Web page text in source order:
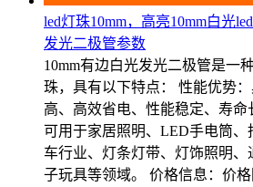
led灯珠10mm，高亮10mm白光
发光二极管参数
10mm有边白光发光二极管是一
珠，具有以下特点： 性能优势
高、高效省电、性能稳定、寿命
可用于家居照明、LED手电筒
车行业、灯条灯带、灯饰照明
子玩具等领域。 价格信息：价